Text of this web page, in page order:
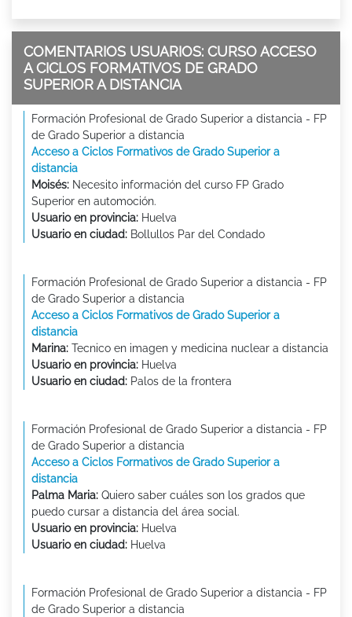
COMENTARIOS USUARIOS: CURSO ACCESO
A CICLOS FORMATIVOS DE GRADO
SUPERIOR A DISTANCIA
Formación Profesional de Grado Superior a distancia - FP
de Grado Superior a distancia
Acceso a Ciclos Formativos de Grado Superior a
distancia
Moisés: Necesito información del curso FP Grado
Superior en automoción.
Usuario en provincia: Huelva
Usuario en ciudad: Bollullos Par del Condado
Formación Profesional de Grado Superior a distancia - FP
de Grado Superior a distancia
Acceso a Ciclos Formativos de Grado Superior a
distancia
Marina: Tecnico en imagen y medicina nuclear a distancia
Usuario en provincia: Huelva
Usuario en ciudad: Palos de la frontera
Formación Profesional de Grado Superior a distancia - FP
de Grado Superior a distancia
Acceso a Ciclos Formativos de Grado Superior a
distancia
Palma Maria: Quiero saber cuáles son los grados que
puedo cursar a distancia del área social.
Usuario en provincia: Huelva
Usuario en ciudad: Huelva
Formación Profesional de Grado Superior a distancia - FP
de Grado Superior a distancia